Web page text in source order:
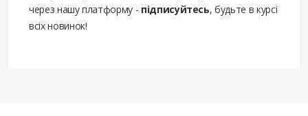
через нашу платформу - підписуйтесь, будьте в курсі
всіх новинок!